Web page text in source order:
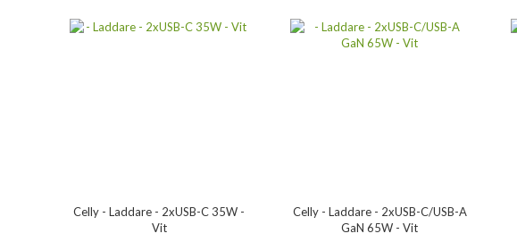
Celly - Laddare - 2xUSB-C 35W -
Vit
Celly - Laddare - 2xUSB-C/USB-A
GaN 65W - Vit